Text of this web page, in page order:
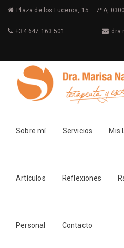
Plaza de los Luceros, 15 – 7ºA,
+34 647 163 501
Sobre mí Servicios Mis
Artículos Reflexiones
Personal Contacto